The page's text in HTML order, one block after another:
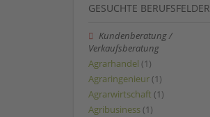
GESUCHTE BERUFSFELDER
Kundenberatung /
Verkaufsberatung
Agrarhandel (1)
Agraringenieur (1)
Agrarwirtschaft (1)
Agribusiness (1)